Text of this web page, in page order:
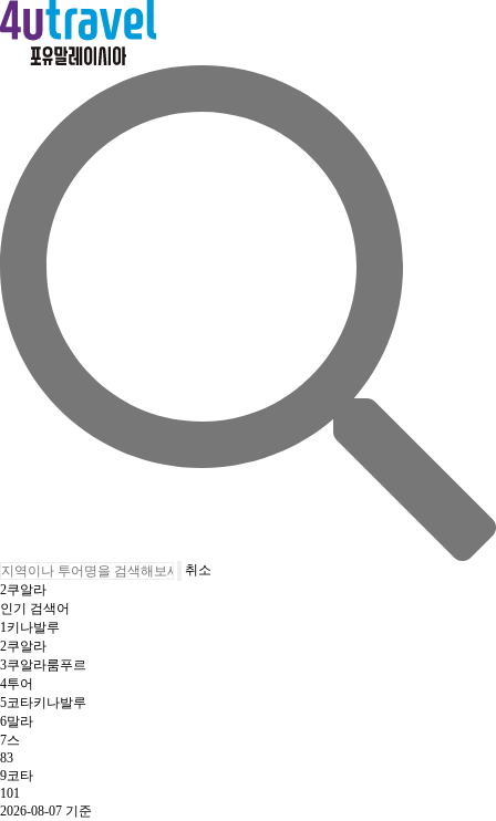
취소
2쿠알라
인기 검색어
1키나발루
2쿠알라
3쿠알라룸푸르
4투어
5코타키나발루
6말라
7스
83
9코타
101
2026-08-07 기준